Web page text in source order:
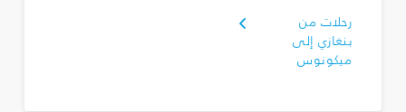
رحلات من
بنغازي إلى
ميكونوس